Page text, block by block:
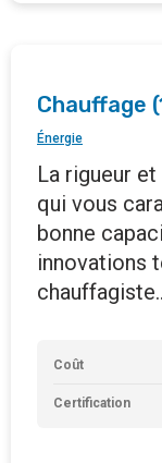
Chauffage
Énergie
La rigueur
qui vous
bonne
innovations
chauffagiste..
Coût
Certification